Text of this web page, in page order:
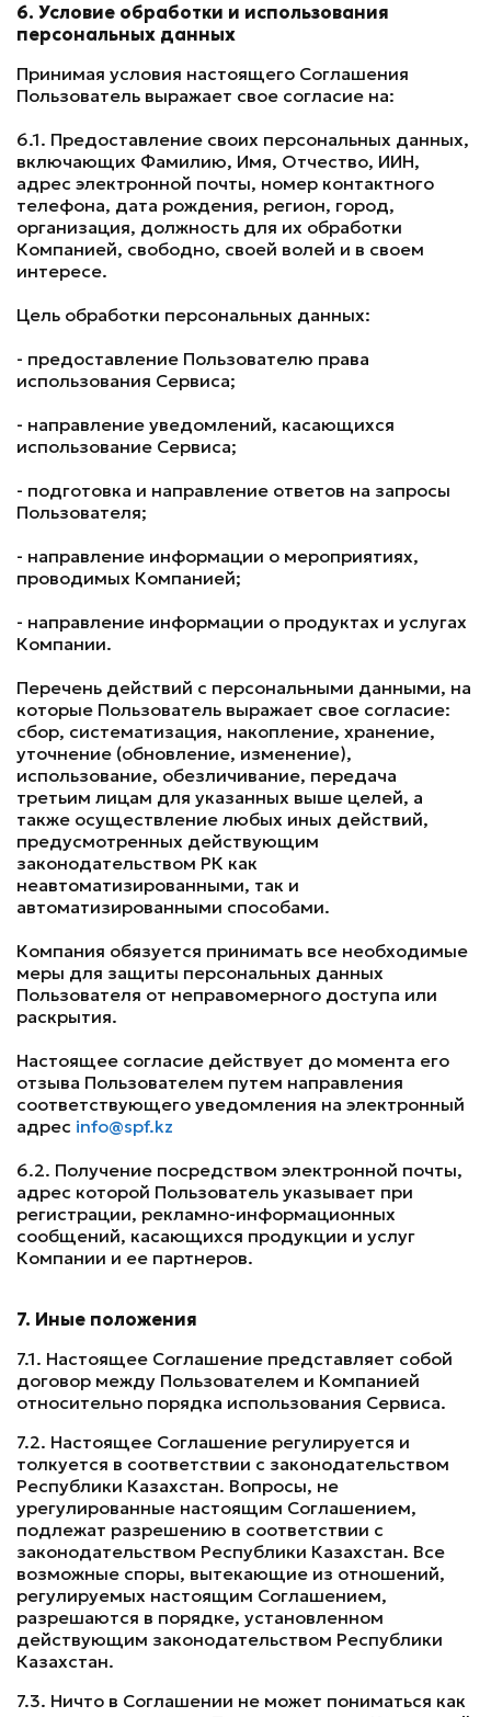
6. Условие обработки и использования
персональных данных
Принимая условия настоящего Соглашения
Пользователь выражает свое согласие на:
6.1. Предоставление своих персональных данных,
включающих Фамилию, Имя, Отчество, ИИН,
адрес электронной почты, номер контактного
телефона, дата рождения, регион, город,
организация, должность для их обработки
Компанией, свободно, своей волей и в своем
интересе.
Цель обработки персональных данных:
- предоставление Пользователю права
использования Сервиса;
- направление уведомлений, касающихся
использование Сервиса;
- подготовка и направление ответов на запросы
Пользователя;
- направление информации о мероприятиях,
проводимых Компанией;
- направление информации о продуктах и услугах
Компании.
Перечень действий с персональными данными, на
которые Пользователь выражает свое согласие:
сбор, систематизация, накопление, хранение,
уточнение (обновление, изменение),
использование, обезличивание, передача
третьим лицам для указанных выше целей, а
также осуществление любых иных действий,
предусмотренных действующим
законодательством РК как
неавтоматизированными, так и
автоматизированными способами.
Компания обязуется принимать все необходимые
меры для защиты персональных данных
Пользователя от неправомерного доступа или
раскрытия.
Настоящее согласие действует до момента его
отзыва Пользователем путем направления
соответствующего уведомления на электронный
адрес info@spf.kz
6.2. Получение посредством электронной почты,
адрес которой Пользователь указывает при
регистрации, рекламно-информационных
сообщений, касающихся продукции и услуг
Компании и ее партнеров.
7. Иные положения
7.1. Настоящее Соглашение представляет собой
договор между Пользователем и Компанией
относительно порядка использования Сервиса.
7.2. Настоящее Соглашение регулируется и
толкуется в соответствии с законодательством
Республики Казахстан. Вопросы, не
урегулированные настоящим Соглашением,
подлежат разрешению в соответствии с
законодательством Республики Казахстан. Все
возможные споры, вытекающие из отношений,
регулируемых настоящим Соглашением,
разрешаются в порядке, установленном
действующим законодательством Республики
Казахстан.
7.3. Ничто в Соглашении не может пониматься как